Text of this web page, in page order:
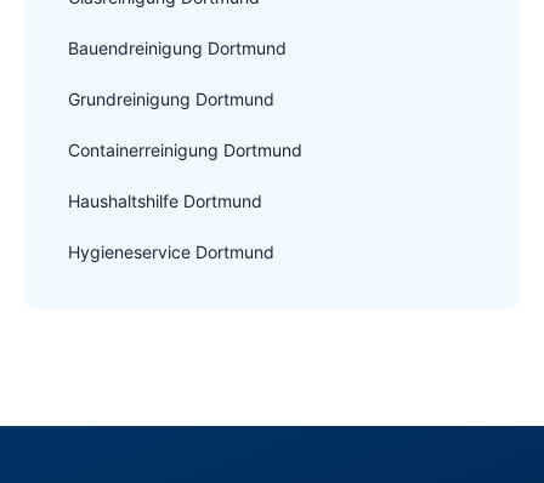
Bauendreinigung Dortmund
Grundreinigung Dortmund
Containerreinigung Dortmund
Haushaltshilfe Dortmund
Hygieneservice Dortmund